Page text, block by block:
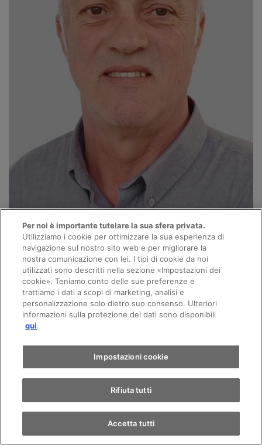
Peter Gübeli
Responsabile ricambi & accessori
DE
Per noi è importante tutelare la sua sfera privata.
Utilizziamo i cookie per ottimizzare la sua esperienza di
navigazione sul nostro sito web e per migliorare la
nostra comunicazione con lei. I tipi di cookie da noi
utilizzati sono descritti nella sezione «Impostazioni dei
cookie». Teniamo conto delle sue preferenze e
trattiamo i dati a scopi di marketing, analisi e
personalizzazione solo dietro suo consenso. Ulteriori
informazioni sulla protezione dei dati sono disponibili
qui.
Impostazioni cookie
Rifiuta tutti
Accetta tutti